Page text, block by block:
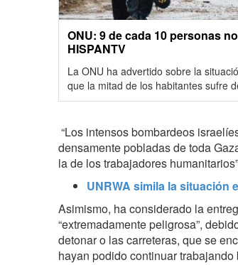
ONU: 9 de cada 10 personas
HISPANTV
La ONU ha advertido sobre la
que la mitad de los habitantes sufre
“Los intensos bombardeos
densamente pobladas de toda
la de los trabajadores
UNRWA simila la situación
Asimismo, ha considerado la
“extremadamente peligrosa”,
detonar o las carreteras, que se
hayan podido continuar